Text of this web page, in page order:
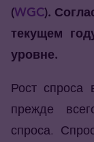
(WGC).
текущем
уровне.
Рост спроса
прежде
спроса.